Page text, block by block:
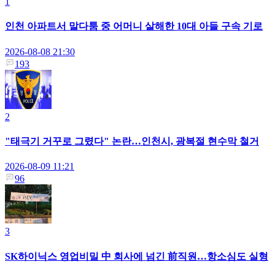
인천 아파트서 말다툼 중 어머니 살해한 10대 아들 구속 기로
2026-08-08 21:30
193
2
"태극기 거꾸로 그렸다" 논란…인천시, 광복절 현수막 철거
2026-08-09 11:21
96
3
SK하이닉스 영업비밀 中 회사에 넘긴 前직원…항소심도 실형